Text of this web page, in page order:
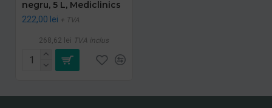
negru, 5 L, Mediclinics
222,00 lei + TVA
268,62 lei TVA inclus